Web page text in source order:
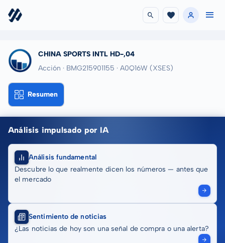
CHINA SPORTS INTL HD-,04
Acción · BMG215901155 · A0Q16W (XSES)
Resumen
Análisis impulsado por IA
Análisis fundamental
Descubre lo que realmente dicen los números — antes que
el mercado
Sentimiento de noticias
¿Las noticias de hoy son una señal de compra o una alerta?